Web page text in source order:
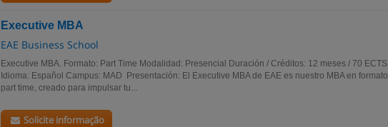
Executive MBA
EAE Business School
Executive MBA. Formato: Part Time Modalidad: Presencial Duración / Créditos: 12 meses / 70 ECTS
Idioma: Español Campus: MAD Presentación: El Executive MBA de EAE es nuestro MBA en formato
part time, creado para impulsar tu...
Solicite informação